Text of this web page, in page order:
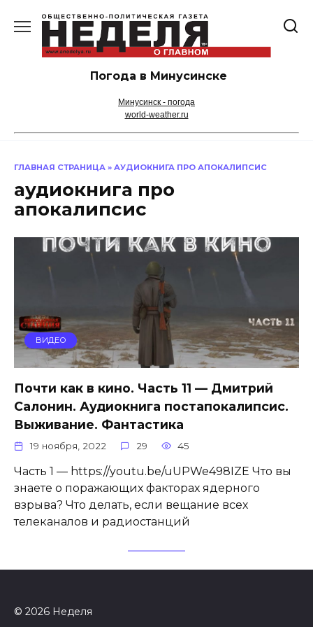
содержанию
Погода в Минусинске
Минусинск - погода
world-weather.ru
ГЛАВНАЯ СТРАНИЦА » АУДИОКНИГА ПРО АПОКАЛИПСИС
аудиокнига про
апокалипсис
ВИДЕО
Почти как в кино. Часть 11 — Дмитрий
Салонин. Аудиокнига постапокалипсис.
Выживание. Фантастика
19 ноября, 2022 29 45
Часть 1 — https://youtu.be/uUPWe498IZE Что вы
знаете о поражающих факторах ядерного
взрыва? Что делать, если вещание всех
телеканалов и радиостанций
© 2026 Неделя